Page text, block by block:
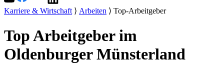
Karriere & Wirtschaft⟩ Arbeiten ⟩ Top-Arbeitgeber
Top Arbeitgeber im
Oldenburger Münsterland